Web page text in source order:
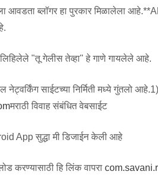
आवडता ब्लॉगर हा पुरकार मिळालेला
"तू गेलीस तेव्हा" हे गाणे गायलेले आहे.
साईटच्या निर्मिती मध्ये गुंतलो आहे.1)
मराठी विवाह संबंधित वेबसाईट
App सुद्धा मी डिजाईन केली आहे
करण्यासाठी हि लिंक वापरा